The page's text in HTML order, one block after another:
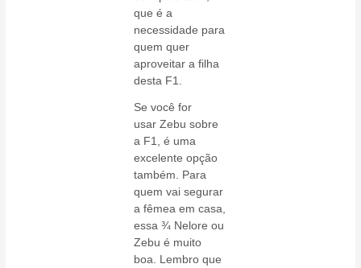
que é a
necessidade para
quem quer
aproveitar a filha
desta F1.
Se você for
usar Zebu sobre
a F1, é uma
excelente opção
também. Para
quem vai segurar
a fêmea em casa,
essa ¾ Nelore ou
Zebu é muito
boa. Lembro que